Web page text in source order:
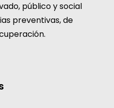
público y social
preventivas, de